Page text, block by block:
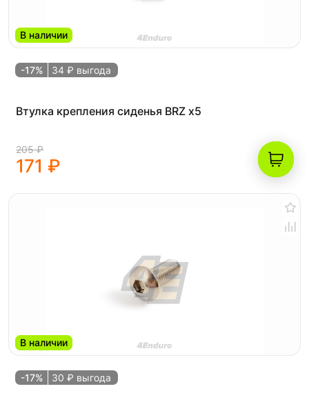
В наличии
-17% 34 ₽ выгода
Втулка крепления сиденья BRZ x5
205 ₽
171 ₽
В наличии
-17% 30 ₽ выгода